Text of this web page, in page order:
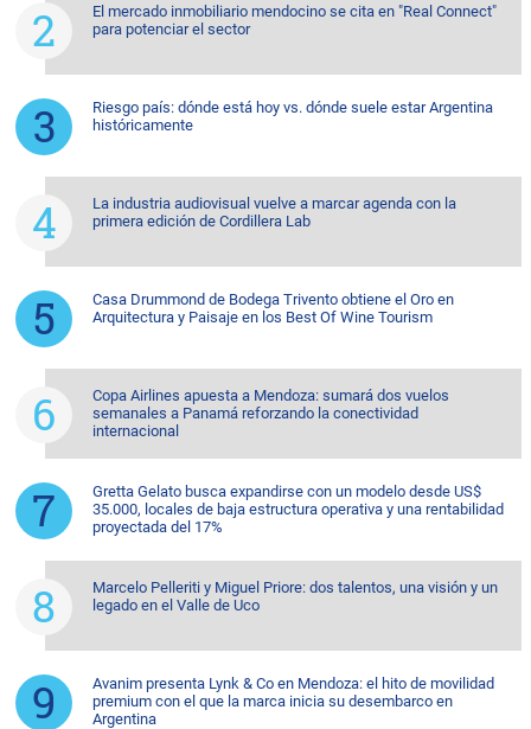
El mercado inmobiliario mendocino se cita en "Real Connect"
para potenciar el sector
Riesgo país: dónde está hoy vs. dónde suele estar Argentina
históricamente
La industria audiovisual vuelve a marcar agenda con la
primera edición de Cordillera Lab
Casa Drummond de Bodega Trivento obtiene el Oro en
Arquitectura y Paisaje en los Best Of Wine Tourism
Copa Airlines apuesta a Mendoza: sumará dos vuelos
semanales a Panamá reforzando la conectividad
internacional
Gretta Gelato busca expandirse con un modelo desde US$
35.000, locales de baja estructura operativa y una rentabilidad
proyectada del 17%
Marcelo Pelleriti y Miguel Priore: dos talentos, una visión y un
legado en el Valle de Uco
Avanim presenta Lynk & Co en Mendoza: el hito de movilidad
premium con el que la marca inicia su desembarco en
Argentina